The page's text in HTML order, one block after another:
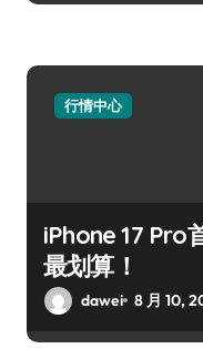
行情中心
iPhone 17 Pro
最划算！
dawei 8 月 10,